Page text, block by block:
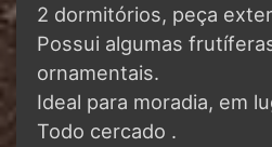
2 dormitórios, peça
Possui algumas
ornamentais.
Ideal para moradia, em
Todo cercado .